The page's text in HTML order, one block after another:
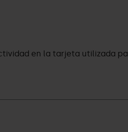
en la tarjeta utilizada